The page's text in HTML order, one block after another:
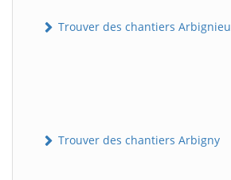
Trouver des chantiers Arbignieu
Trouver des chantiers Arbigny